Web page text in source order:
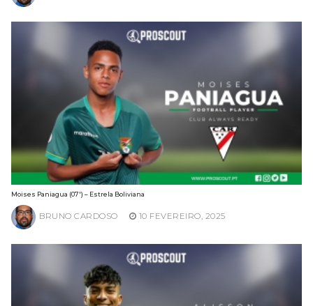
Moises Paniagua (07′) – Estrela Boliviana
BRUNO CARDOSO 10 FEVEREIRO, 2025